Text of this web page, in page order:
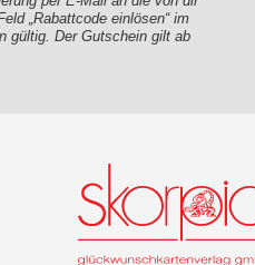
„Rabattcode einlösen“ im
gültig. Der Gutschein gilt ab